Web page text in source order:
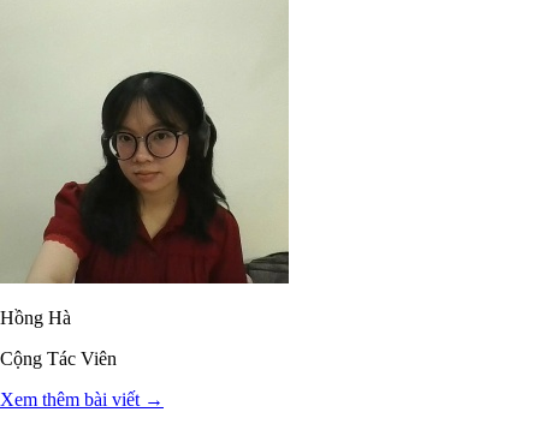
Hồng Hà
Cộng Tác Viên
Xem thêm bài viết →